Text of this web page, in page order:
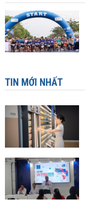
TIN MỚI NHẤT